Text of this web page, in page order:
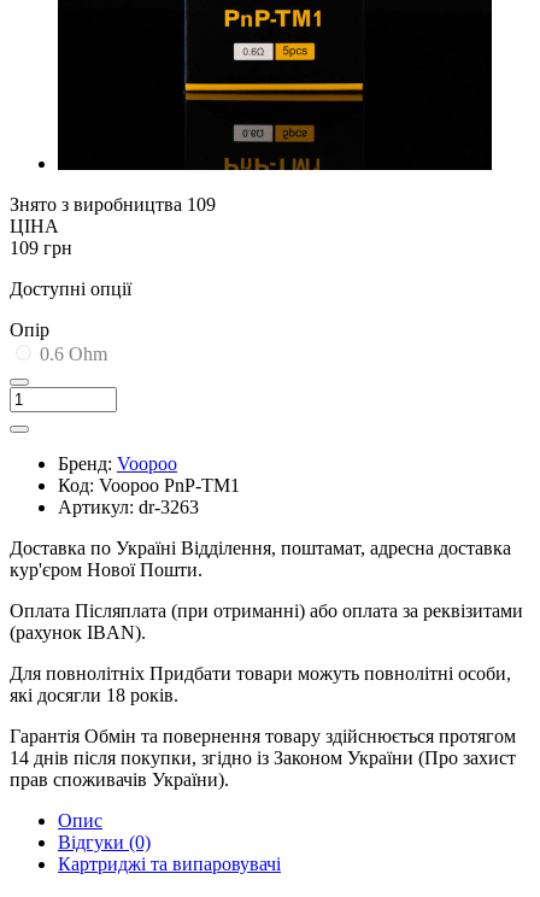
Знято з виробництва 109
ЦІНА
109 грн
Доступні опції
Опір
0.6 Ohm
Бренд: Voopoo
Код: Voopoo PnP-TM1
Артикул: dr-3263
Доставка по Україні Відділення, поштамат, адресна доставка
кур'єром Нової Пошти.
Оплата Післяплата (при отриманні) або оплата за реквізитами
(рахунок IBAN).
Для повнолітніх Придбати товари можуть повнолітні особи,
які досягли 18 років.
Гарантія Обмін та повернення товару здійснюється протягом
14 днів після покупки, згідно із Законом України (Про захист
прав споживачів України).
Опис
Відгуки (0)
Картриджі та випаровувачі